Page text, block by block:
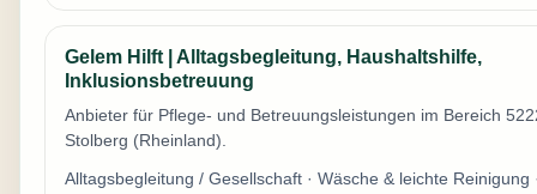
Gelem Hilft | Alltagsbegleitung, Haushaltshilfe,
Inklusionsbetreuung
Anbieter für Pflege- und Betreuungsleistungen im Bereich
Stolberg (Rheinland).
Alltagsbegleitung / Gesellschaft · Wäsche & leichte Reinigung